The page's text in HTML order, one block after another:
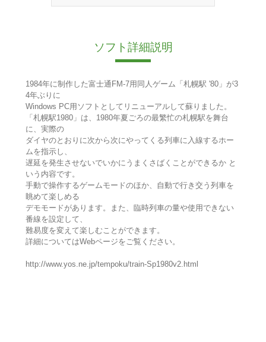
ソフト詳細説明
1984年に制作した富士通FM-7用同人ゲーム「札幌駅 '80」が3
4年ぶりに
Windows PC用ソフトとしてリニューアルして蘇りました。
「札幌駅1980」は、1980年夏ごろの最繁忙の札幌駅を舞台
に、実際の
ダイヤのとおりに次から次にやってくる列車に入線するホー
ムを指示し、
遅延を発生させないでいかにうまくさばくことができるか と
いう内容です。
手動で操作するゲームモードのほか、自動で行き交う列車を
眺めて楽しめる
デモモードがあります。また、臨時列車の量や使用できない
番線を設定して、
難易度を変えて楽しむことができます。
詳細についてはWebページをご覧ください。
http://www.yos.ne.jp/tempoku/train-Sp1980v2.html